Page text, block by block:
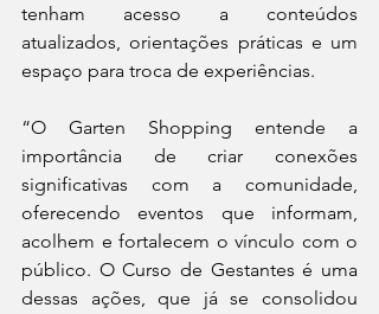
tenham acesso a conteúdos
atualizados, orientações práticas e um
espaço para troca de experiências.
“O Garten Shopping entende a
importância de criar conexões
significativas com a comunidade,
oferecendo eventos que informam,
acolhem e fortalecem o vínculo com o
público. O Curso de Gestantes é uma
dessas ações, que já se consolidou